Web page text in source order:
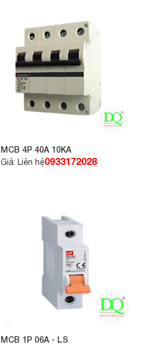
MCB 4P 40A 10KA
Giá: Liên hệ0933172028
MCB 1P 06A - LS